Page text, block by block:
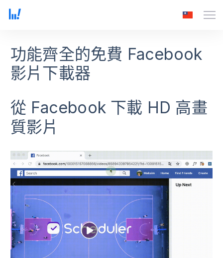
功能齊全的免費 Facebook
影片下載器
從 Facebook 下載 HD 高畫
質影片